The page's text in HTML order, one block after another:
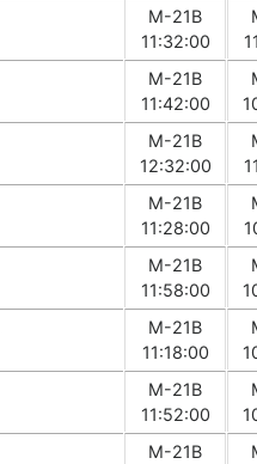
M-21B
11:32:00
M-21B
11:42:00
M-21B
12:32:00
M-21B
11:28:00
M-21B
11:58:00
M-21B
11:18:00
M-21B
11:52:00
M-21B